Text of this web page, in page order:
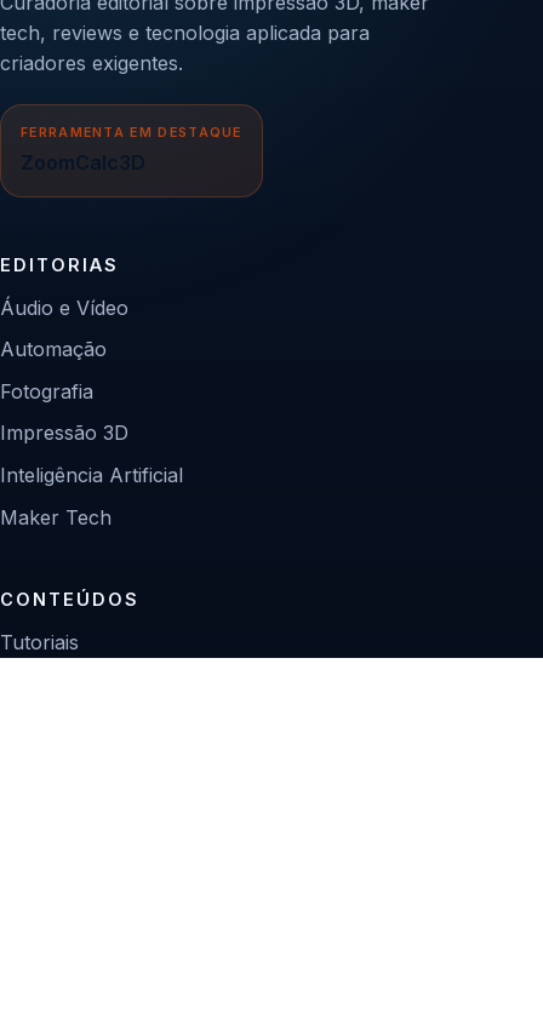
tech, reviews e tecnologia aplicada para
criadores exigentes.
FERRAMENTA EM DESTAQUE
ZoomCalc3D
EDITORIAS
Áudio e Vídeo
Automação
Fotografia
Impressão 3D
Inteligência Artificial
Maker Tech
CONTEÚDOS
Tutoriais